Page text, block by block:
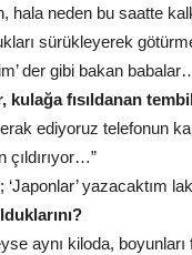
neden bu saatte
sürükleyerek
der gibi bakan
kulağa fısıldanan
ediyoruz telefonun
çıldırıyor…”
‘Japonlar’ yazacaktım
aynı kiloda,